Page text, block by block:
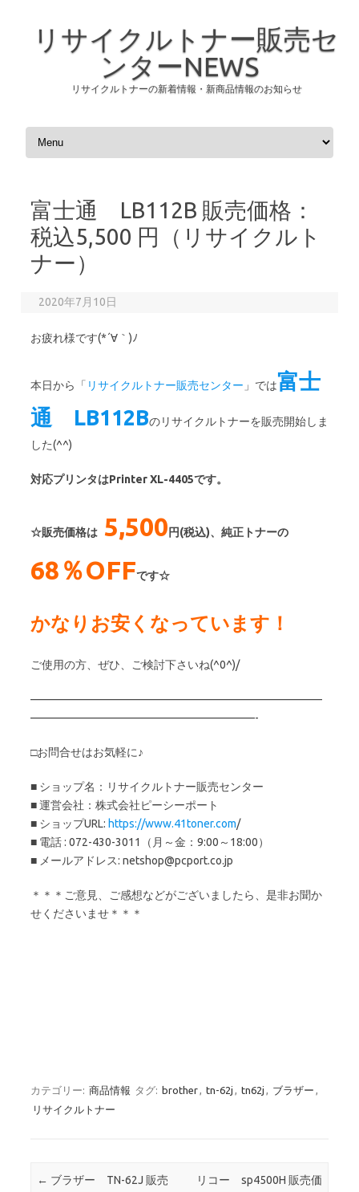
リサイクルトナー販売セ
ンターNEWS
リサイクルトナーの新着情報・新商品情報のお知らせ
コンテンツへスキップ
富士通 LB112B 販売価格：
税込5,500 円（リサイクルト
ナー）
2020年7月10日
お疲れ様です(*´∀｀)ﾉ
本日から「 リサイクルトナー販売センター 」では富士
通 LB112Bのリサイクルトナーを販売開始しま
した(^^)
対応プリンタはPrinter XL-4405です。
☆販売価格は 5,500 円(税込)、純正トナーの
68％OFFです☆
かなりお安くなっています！
ご使用の方、ぜひ、ご検討下さいね(^0^)/
——————————————————————————
————————————————————-
□お問合せはお気軽に♪
■ ショップ名：リサイクルトナー販売センター
■ 運営会社：株式会社ピーシーポート
■ ショップURL: https://www.41toner.com/
■ 電話 : 072-430-3011（月～金：9:00～18:00）
■ メールアドレス: netshop@pcport.co.jp
＊＊＊ご意見、ご感想などがございましたら、是非お聞か
せくださいませ＊＊＊
カテゴリー: 商品情報 タグ: brother, tn-62j , tn62j , ブラザー ,
リサイクルトナー
投稿ナビゲーション
← ブラザー TN-62J 販売
リコー sp4500H 販売価